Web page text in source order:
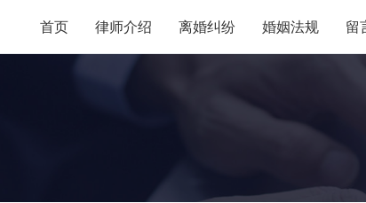
首页 律师介绍 离婚纠纷 婚姻法规 留